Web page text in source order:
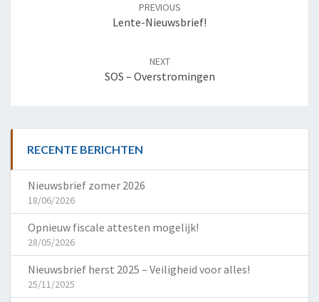
PREVIOUS
Lente-Nieuwsbrief!
NEXT
SOS – Overstromingen
RECENTE BERICHTEN
Nieuwsbrief zomer 2026
18/06/2026
Opnieuw fiscale attesten mogelijk!
28/05/2026
Nieuwsbrief herst 2025 – Veiligheid voor alles!
25/11/2025